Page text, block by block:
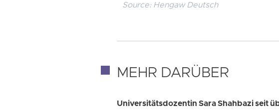
Source: Hengaw Deutsch
MEHR DARÜBER
Universitätsdozentin Sara Shahbazi seit